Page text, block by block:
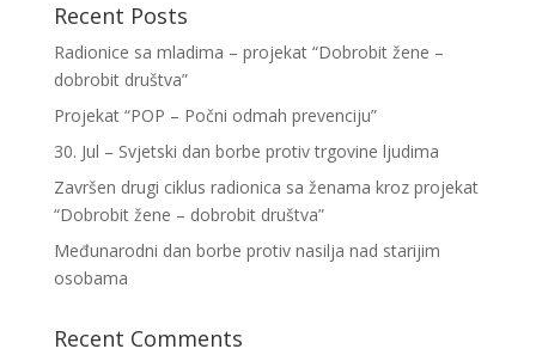
Recent Posts
Radionice sa mladima – projekat “Dobrobit žene –
dobrobit društva”
Projekat “POP – Počni odmah prevenciju”
30. Jul – Svjetski dan borbe protiv trgovine ljudima
Završen drugi ciklus radionica sa ženama kroz projekat
“Dobrobit žene – dobrobit društva”
Međunarodni dan borbe protiv nasilja nad starijim
osobama
Recent Comments